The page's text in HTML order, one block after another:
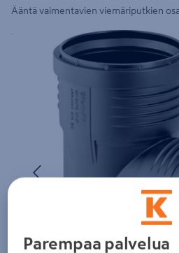
Ääntä vaimentavien viemäriputkien
Yksityiskohtainen kuvaus löytyy
Parempaa palvelua